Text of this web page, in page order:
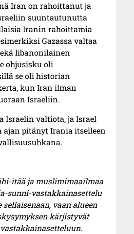
Iran on rahoittanut ja
suuntautunutta
Iranin rahoittamia
Gazassa valtaa
libanonilainen
ohjusisku oli
se oli historian
kun Iran ilman
Israeliin.
Israelin valtiota, ja Israel
ajan pitänyt Irania itselleen
itää ja muslimimaailmaa
sunni-vastakkainasettelu
sellaisenaan, vaan alueen
kärjistyvät